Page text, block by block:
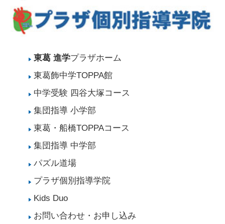
東葛 進学プラザホーム
東葛飾中学TOPPA館
中学受験 四谷大塚コース
集団指導 小学部
東葛・船橋TOPPAコース
集団指導 中学部
パズル道場
プラザ個別指導学院
Kids Duo
お問い合わせ・お申し込み